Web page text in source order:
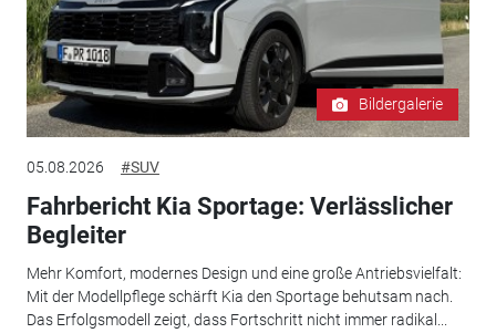
Bildergalerie
05.08.2026 #SUV
Fahrbericht Kia Sportage: Verlässlicher
Begleiter
Mehr Komfort, modernes Design und eine große Antriebsvielfalt:
Mit der Modellpflege schärft Kia den Sportage behutsam nach.
Das Erfolgsmodell zeigt, dass Fortschritt nicht immer radikal...